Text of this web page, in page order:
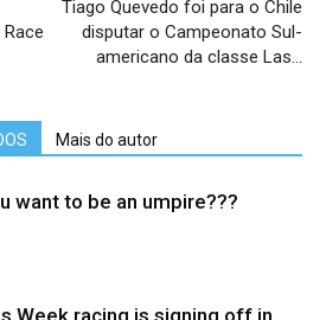
Tiago Quevedo foi para o Chile
disputar o Campeonato Sul-
americano da classe Las…
Mais do autor
want to be an umpire???